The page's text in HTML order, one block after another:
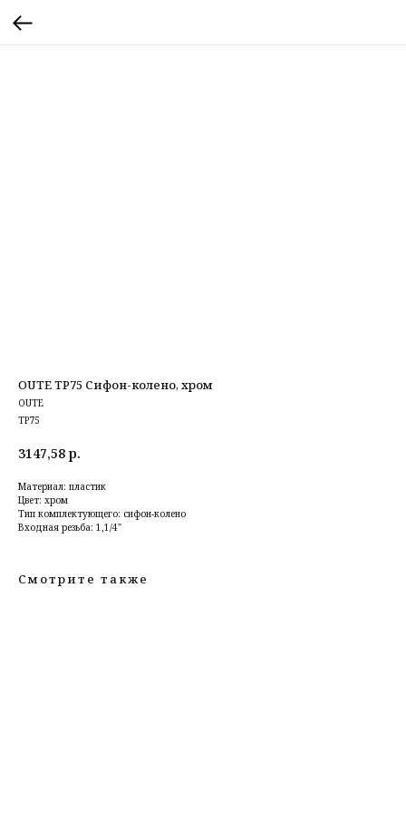
OUTE TP75 Сифон-колено, хром
OUTE
TP75
3147,58 р.
Материал: пластик
Цвет: хром
Тип комплектующего: сифон-колено
Входная резьба: 1,1/4"
Смотрите также